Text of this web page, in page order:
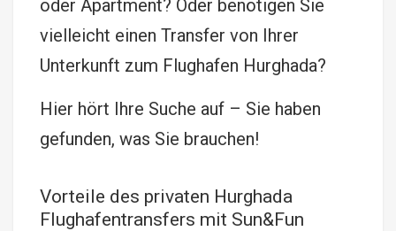
oder Apartment? Oder benötigen Sie
vielleicht einen Transfer von Ihrer
Unterkunft zum Flughafen Hurghada?
Hier hört Ihre Suche auf – Sie haben
gefunden, was Sie brauchen!
Vorteile des privaten Hurghada
Flughafentransfers mit Sun&Fun